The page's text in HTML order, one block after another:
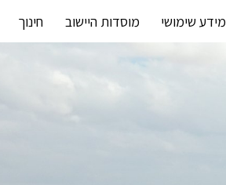
מידע שימושי מוסדות היישוב חינוך